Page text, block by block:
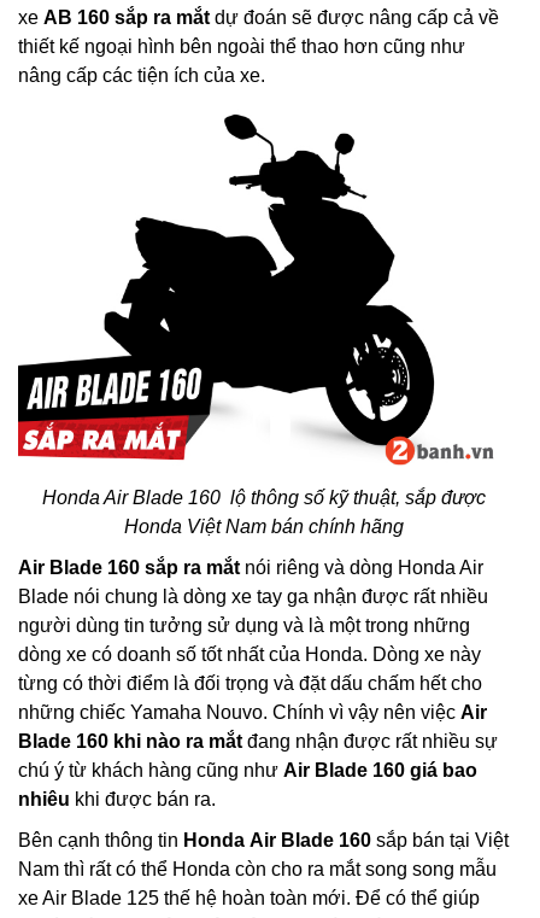
xe AB 160 sắp ra mắt dự đoán sẽ được nâng cấp cả về
thiết kế ngoại hình bên ngoài thể thao hơn cũng như
nâng cấp các tiện ích của xe.
Honda Air Blade 160 lộ thông số kỹ thuật, sắp được
Honda Việt Nam bán chính hãng
Air Blade 160 sắp ra mắt nói riêng và dòng Honda Air
Blade nói chung là dòng xe tay ga nhận được rất nhiều
người dùng tin tưởng sử dụng và là một trong những
dòng xe có doanh số tốt nhất của Honda. Dòng xe này
từng có thời điểm là đối trọng và đặt dấu chấm hết cho
những chiếc Yamaha Nouvo. Chính vì vậy nên việc Air
Blade 160 khi nào ra mắt đang nhận được rất nhiều sự
chú ý từ khách hàng cũng như Air Blade 160 giá bao
nhiêu khi được bán ra.
Bên cạnh thông tin Honda Air Blade 160 sắp bán tại Việt
Nam thì rất có thể Honda còn cho ra mắt song song mẫu
xe Air Blade 125 thế hệ hoàn toàn mới. Để có thể giúp